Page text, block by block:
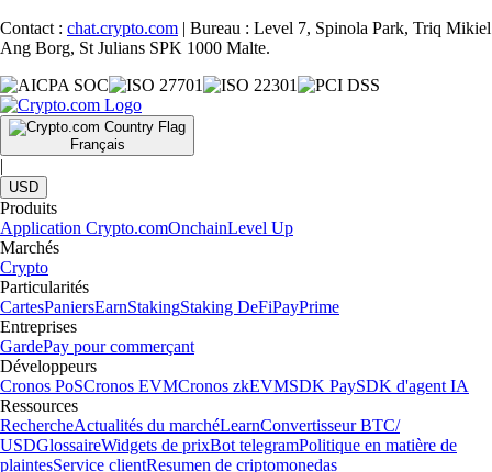
Contact : chat.crypto.com | Bureau : Level 7, Spinola Park, Triq Mikiel
Ang Borg, St Julians SPK 1000 Malte.
Français
|
USD
Produits
Application Crypto.comOnchainLevel Up
Marchés
Crypto
Particularités
CartesPaniersEarnStakingStaking DeFiPayPrime
Entreprises
GardePay pour commerçant
Développeurs
Cronos PoSCronos EVMCronos zkEVMSDK PaySDK d'agent IA
Ressources
RechercheActualités du marchéLearnConvertisseur BTC/
USDGlossaireWidgets de prixBot telegramPolitique en matière de
plaintesService clientResumen de criptomonedas